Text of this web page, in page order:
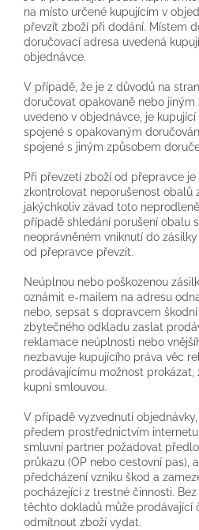
na místo určené kupujícím v
převzít zboží při dodání. Místem
doručovací adresa uvedená
objednávce.
V případě, že je z důvodů na
doručovat opakovaně nebo
uvedeno v objednávce, je
spojené s opakovaným
spojené s jiným způsobem
Při převzetí zboží od přepravce
zkontrolovat neporušenost obalů
jakýchkoliv závad toto
případě shledání porušení obalu
neoprávněném vniknutí do
od přepravce převzít.
Neúplnou nebo poškozenou
oznámit e-mailem na adresu
nebo, sepsat s dopravcem
zbytečného odkladu zaslat
reklamace neúplnosti nebo
nezbavuje kupujícího práva věc
prodávajícímu možnost prokázat,
kupní smlouvou.
V případě vyzvednutí
předem prostřednictvím
smluvní partner požadovat
průkazu (OP nebo cestovní pas),
předcházení vzniku škod a
pocházející z trestné činnosti.
těchto dokladů může prodávající
odmítnout zboží vydat.